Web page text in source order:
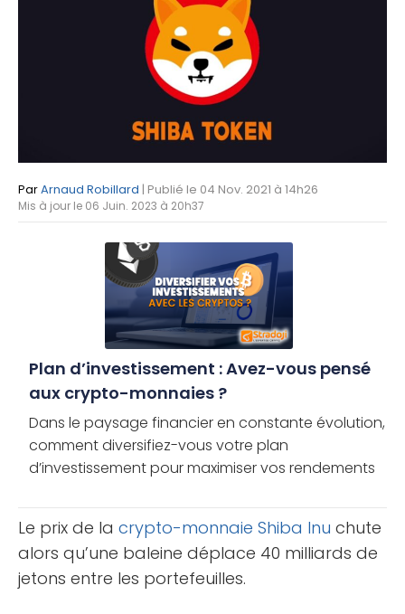
ParArnaud Robillard | Publié le 04 Nov. 2021 à 14h26
Mis à jour le 06 Juin. 2023 à 20h37
Plan d’investissement : Avez-vous pensé
aux crypto-monnaies ?
Dans le paysage financier en constante évolution,
comment diversifiez-vous votre plan
d’investissement pour maximiser vos rendements
Le prix de la crypto-monnaie Shiba Inu chute
alors qu’une baleine déplace 40 milliards de
jetons entre les portefeuilles.